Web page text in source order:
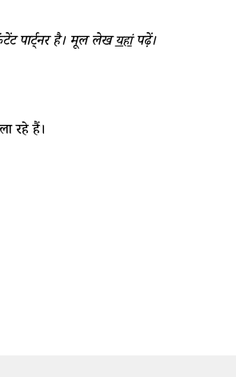
पार्ट्नर है। मूल लेखयहांपढ़ें।
रहे हैं।